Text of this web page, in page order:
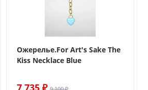
Ожерелье.For Art's Sake The
Kiss Necklace Blue
7 735 ₽